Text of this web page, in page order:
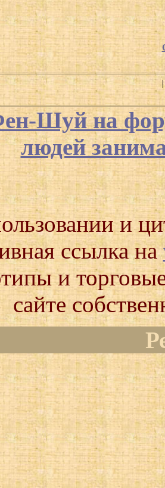
Шуй на
людей
и
ссылка на
и
сайте